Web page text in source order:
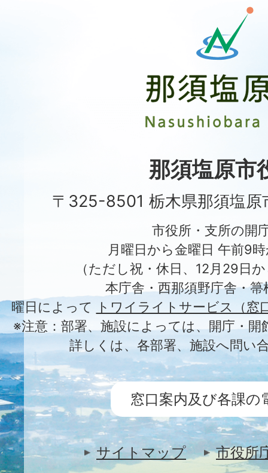
原
市
City
那須塩原市
〒325-8501 栃木県那須塩原
市役所・支所の開
月曜日から金曜日 午前9
（ただし祝・休日、12月29日
本庁舎・西那須野庁舎・
曜日によって
トワイライトサービス（窓
※注意：部署、施設によっては、開庁・
詳しくは、各部署、施設へ問い
窓口案内及び各課の
サイトマップ
市役所